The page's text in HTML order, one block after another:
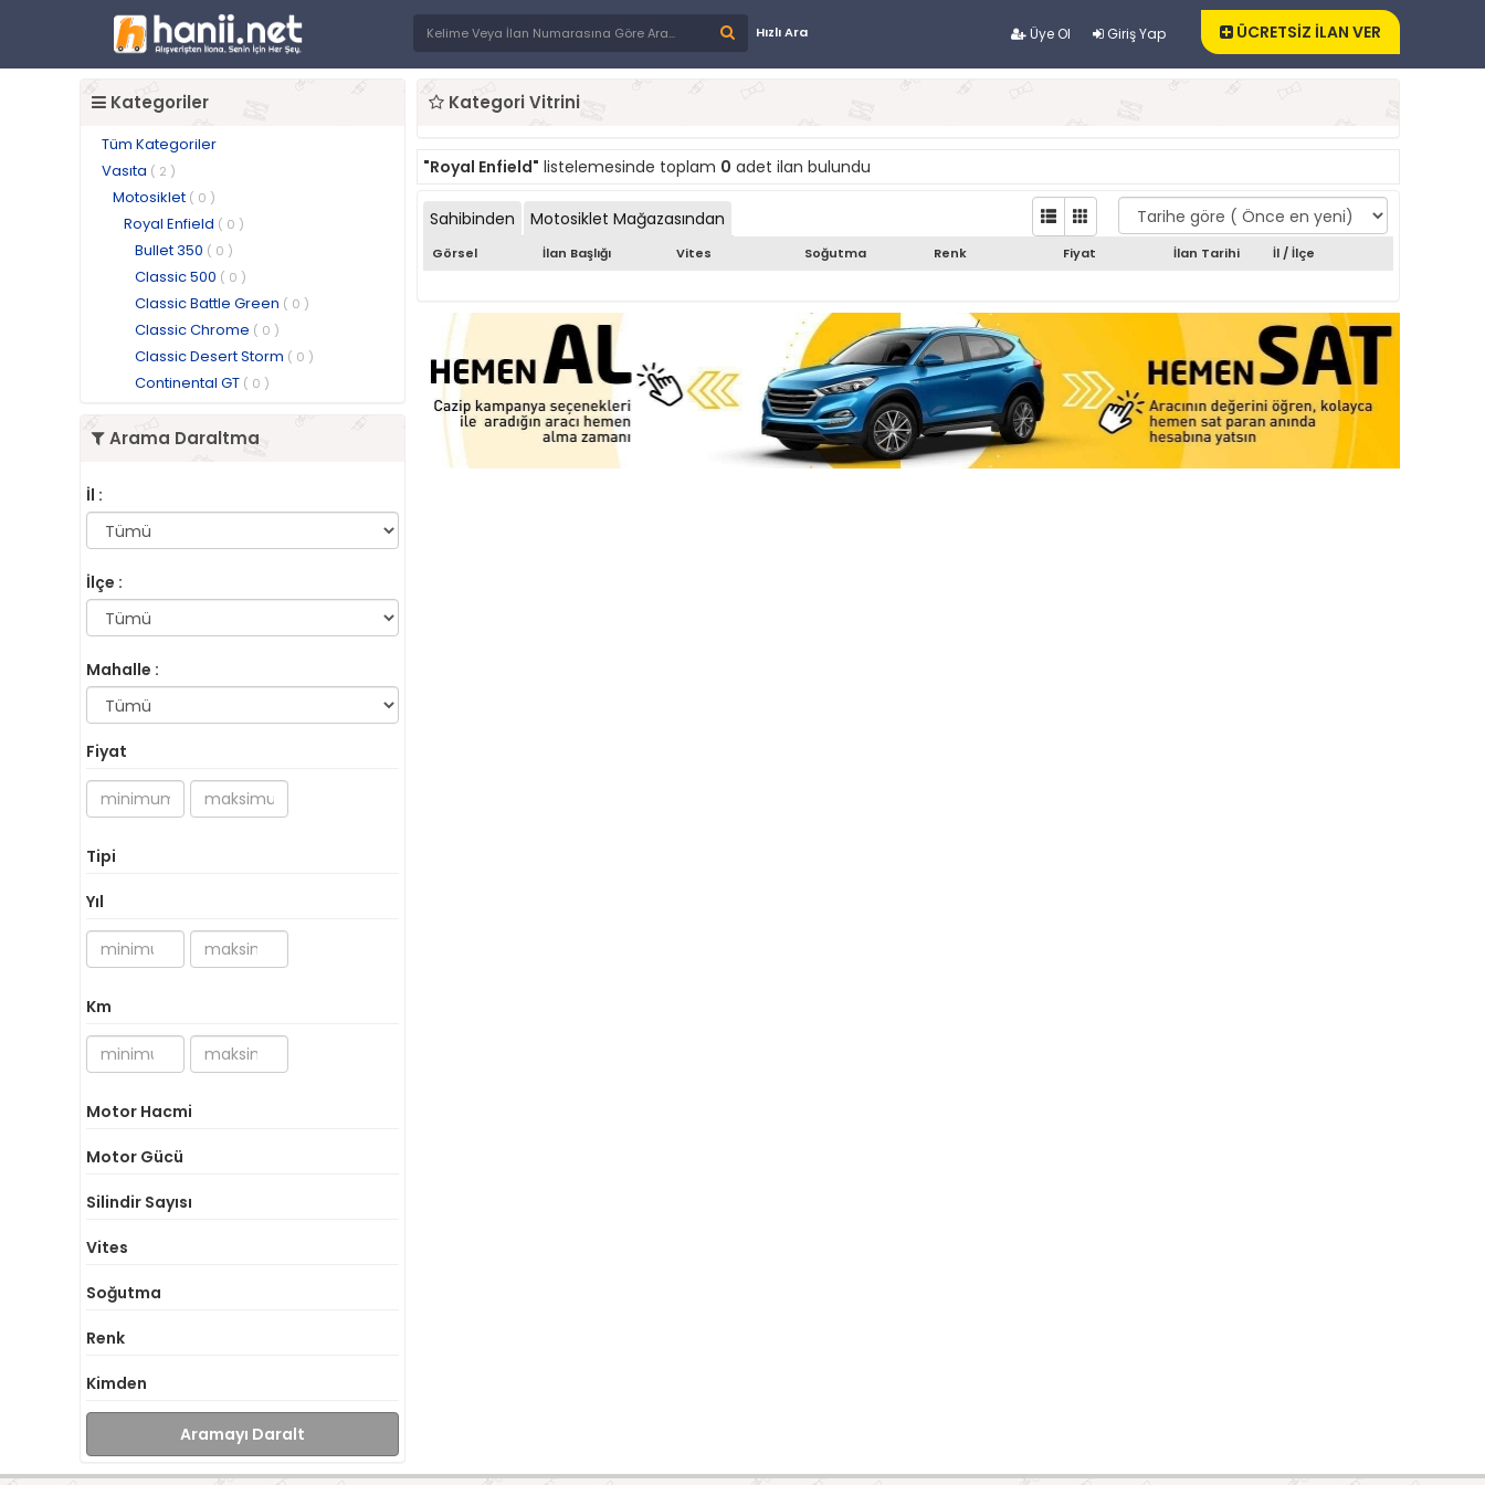
Üye Ol Giriş Yap
Hızlı Ara ÜCRETSİZ İLAN VER
Kategoriler
Tüm Kategoriler
Vasıta ( 2 )
Motosiklet ( 0 )
Royal Enfield ( 0 )
Bullet 350 ( 0 )
Classic 500 ( 0 )
Classic Battle Green ( 0 )
Classic Chrome ( 0 )
Classic Desert Storm ( 0 )
Continental GT ( 0 )
Arama Daraltma
İl :
İlçe :
Mahalle :
Fiyat
Tipi
Yıl
Km
Motor Hacmi
Motor Gücü
Silindir Sayısı
Vites
Soğutma
Renk
Kimden
Aramayı Daralt
Kategori Vitrini
"Royal Enfield" listelemesinde toplam 0 adet ilan bulundu
Sahibinden Motosiklet Mağazasından
Görsel İlan Başlığı Vites Soğutma Renk Fiyat İlan Tarihi İl / İlçe